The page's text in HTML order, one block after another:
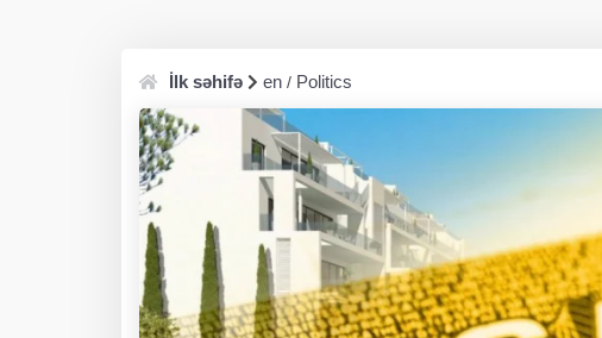
İlk səhifə en / Politics